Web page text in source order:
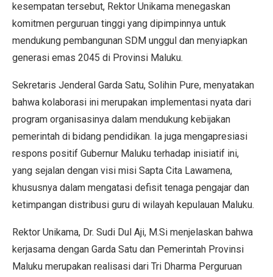
kesempatan tersebut, Rektor Unikama menegaskan
komitmen perguruan tinggi yang dipimpinnya untuk
mendukung pembangunan SDM unggul dan menyiapkan
generasi emas 2045 di Provinsi Maluku.
Sekretaris Jenderal Garda Satu, Solihin Pure, menyatakan
bahwa kolaborasi ini merupakan implementasi nyata dari
program organisasinya dalam mendukung kebijakan
pemerintah di bidang pendidikan. Ia juga mengapresiasi
respons positif Gubernur Maluku terhadap inisiatif ini,
yang sejalan dengan visi misi Sapta Cita Lawamena,
khususnya dalam mengatasi defisit tenaga pengajar dan
ketimpangan distribusi guru di wilayah kepulauan Maluku.
Rektor Unikama, Dr. Sudi Dul Aji, M.Si menjelaskan bahwa
kerjasama dengan Garda Satu dan Pemerintah Provinsi
Maluku merupakan realisasi dari Tri Dharma Perguruan